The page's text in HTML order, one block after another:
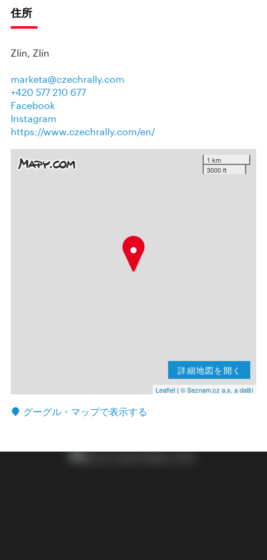
住所
Zlín, Zlín
marketa@czechrally.com
+420 577 210 677
Facebook
Instagram
https://www.czechrally.com/en/
1 km
3000 ft
詳細地図を開く
Leaflet | © Seznam.cz a.s. a další
グーグル・マップで表示する